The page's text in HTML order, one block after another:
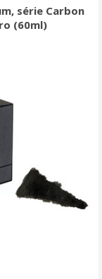
série Carbon
(60ml)